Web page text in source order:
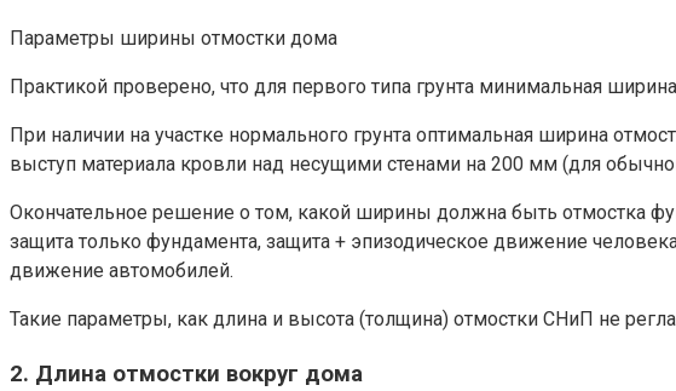
Параметры ширины отмостки дома
Практикой проверено, что для первого типа грунта минимальная
При наличии на участке нормального грунта оптимальная ширина
выступ материала кровли над несущими стенами на 200 мм (для
Окончательное решение о том, какой ширины должна быть отмостка
защита только фундамента, защита + эпизодическое движение
движение автомобилей.
Такие параметры, как длина и высота (толщина) отмостки СНиП не
2. Длина отмостки вокруг дома